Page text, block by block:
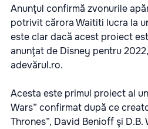
Anunţul confirmă zvonurile
potrivit cărora Waititi lucra la
este clar dacă acest proiect
anunţat de Disney pentru
adevărul.ro.
Acesta este primul proiect al
Wars” confirmat după ce
Thrones”, David Benioff şi D.B.